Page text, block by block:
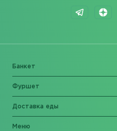
Банкет
Фуршет
Доставка еды
Меню